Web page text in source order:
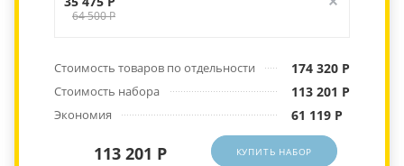
64 500 Р
Стоимость товаров по отдельности 174 320 Р
Стоимость набора 113 201 Р
Экономия 61 119 Р
113 201 Р КУПИТЬ НАБОР